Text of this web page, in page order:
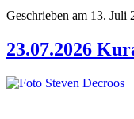
Geschrieben am 13. Juli
23.07.2026